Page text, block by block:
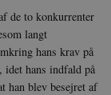
de to konkurrenter
langt
hans krav på
hans indfald på
han blev besejret af